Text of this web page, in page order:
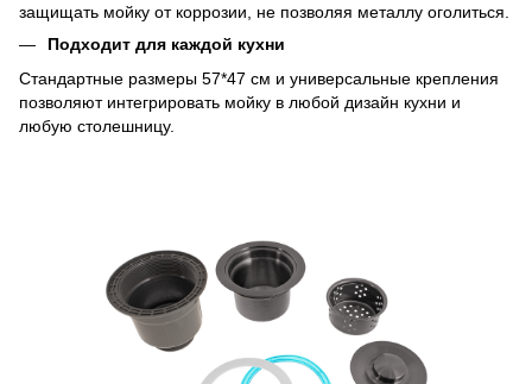
защищать мойку от коррозии, не позволяя металлу оголиться.
Подходит для каждой кухни
Стандартные размеры 57*47 см и универсальные крепления
позволяют интегрировать мойку в любой дизайн кухни и
любую столешницу.